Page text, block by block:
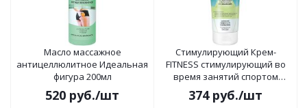
Масло массажное
антицеллюлитное Идеальная
фигура 200мл
520 руб./шт
Стимулирующий Крем-
FITNESS стимулирующий во
время занятий спортом
ULTRA SLIM для похудения
200мл
374руб./шт